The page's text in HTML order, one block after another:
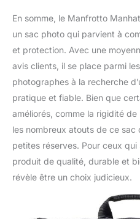
En somme, le Manfrotto
un sac photo qui parvient à
et protection. Avec une
avis clients, il se place parmi
photographes à la recherche
pratique et fiable. Bien que
améliorés, comme la rigidité de
les nombreux atouts de ce
petites réserves. Pour ceux
produit de qualité, durable et
révèle être un choix judicieux.